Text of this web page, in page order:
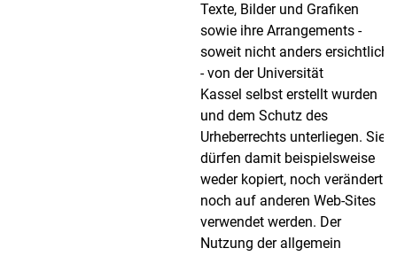
Texte, Bilder und Grafiken
sowie ihre Arrangements -
soweit nicht anders ersichtlich
- von der Universität
Kassel selbst erstellt wurden
und dem Schutz des
Urheberrechts unterliegen. Sie
dürfen damit beispielsweise
weder kopiert, noch verändert
noch auf anderen Web-Sites
verwendet werden. Der
Nutzung der allgemein